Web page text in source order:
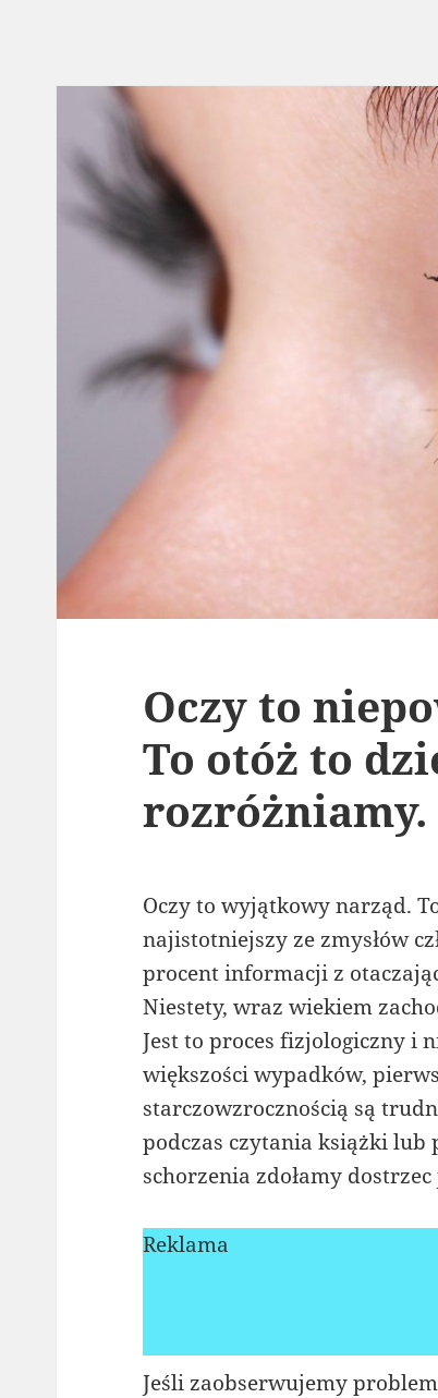
Oczy to
To otóż to
rozróżniamy.
Oczy to wyjątkowy narząd.
najistotniejszy ze zmysłów
procent informacji z
Niestety, wraz wiekiem
Jest to proces fizjologiczny i
większości wypadków,
starczowzrocznością są
podczas czytania książki lub
schorzenia zdołamy
Reklama
Jeśli zaobserwujemy